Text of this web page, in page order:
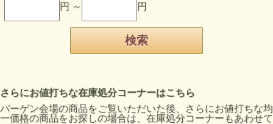
円 ～
円
さらにお値打ちな在庫処分コーナーはこちら
バーゲン会場の商品をご覧いただいた後、さらにお値打ちな均
一価格の商品をお探しの場合は、在庫処分コーナーもあわせて